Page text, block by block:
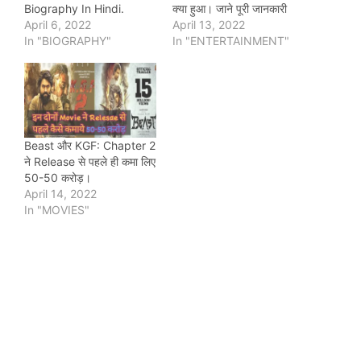
Biography In Hindi.
April 6, 2022
In "BIOGRAPHY"
क्या हुआ। जाने पूरी जानकारी
April 13, 2022
In "ENTERTAINMENT"
Beast और KGF: Chapter 2
ने Release से पहले ही कमा लिए
50-50 करोड़।
April 14, 2022
In "MOVIES"